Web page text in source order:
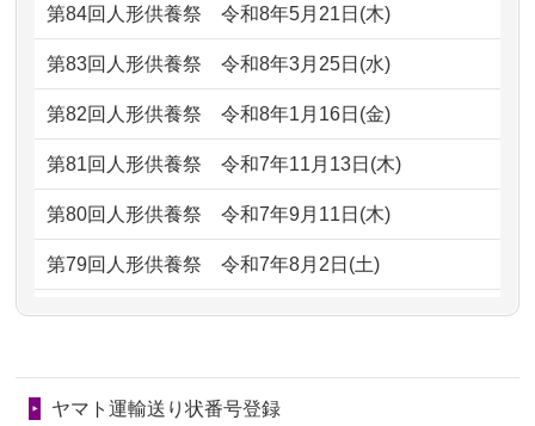
がとう。
2026/07/05 しっかりとお人形たちの供養をしてい
ただけると...
2026/06/30長年大事にしてきた雛人形です、供養
ガラスケースのまま引き取ってくださ
るのが助か...
ました。お...
2024/01/13会社のようですが、きちんと供養して
供養が終わったお人形以外はどうして
るのですか？
しょうか？
第84回人形供養祭令和8年5月21日(木)
第83回人形供養祭令和8年3月25日(水)
第82回人形供養祭令和8年1月16日(金)
第81回人形供養祭令和7年11月13日(木)
第80回人形供養祭令和7年9月11日(木)
第79回人形供養祭令和7年8月2日(土)
第78回人形供養祭令和7年6月20日(金)
第76回人形供養祭令和7年2月28日(金)
ヤマト運輸送り状番号登録